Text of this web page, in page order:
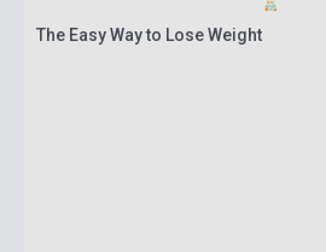
The Easy Way to Lose Weight